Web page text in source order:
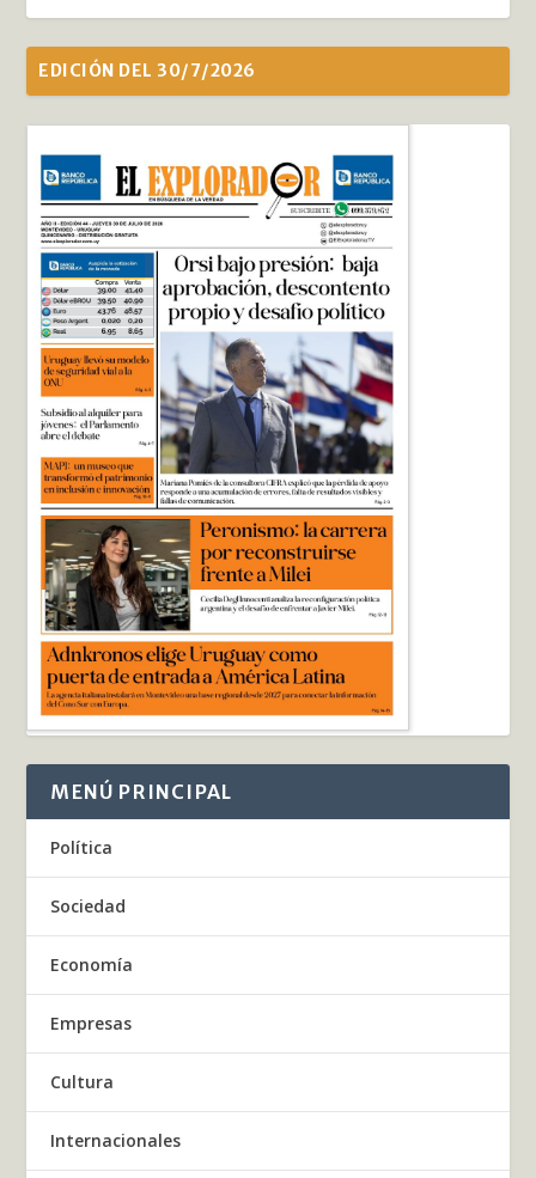
EDICIÓN DEL 30/7/2026
MENÚ PRINCIPAL
Política
Sociedad
Economía
Empresas
Cultura
Internacionales